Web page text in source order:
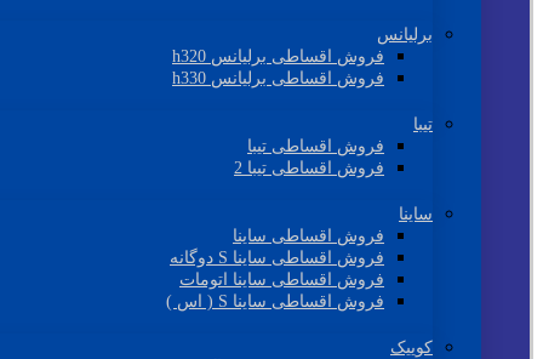
برلیانس
فروش اقساطی برلیانس h320
فروش اقساطی برلیانس h330
تیبا
فروش اقساطی تیبا
فروش اقساطی تیبا 2
ساینا
فروش اقساطی ساینا
فروش اقساطی ساینا S دوگانه
فروش اقساطی ساینا اتومات
فروش اقساطی ساینا S ( اس )
کوییک